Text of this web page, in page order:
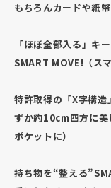
もちろんカードや紙幣
「ほぼ全部入る」キ
SMART MOVE!（ス
特許取得の「X字構
ずか約10cm四方に美
ポケットに）
持ち物を“整える